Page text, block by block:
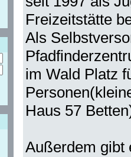
Freizeitstätte
Als
im Wald Platz
Haus 57
Außerdem gibt